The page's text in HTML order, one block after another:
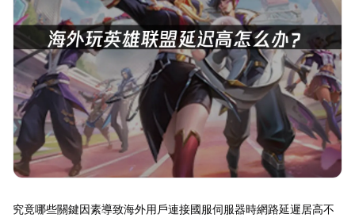
究竟哪些關鍵因素導致海外用戶連接國服伺服器時網路延遲居高不